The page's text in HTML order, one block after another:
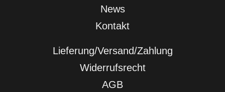
News
Kontakt
Lieferung/Versand/Zahlung
Widerrufsrecht
AGB